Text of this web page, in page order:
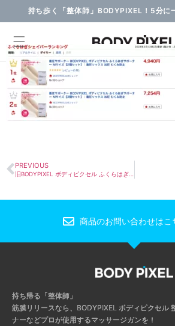
持ち歩く「整体師」BODYPIXEL！5分に
PREVIOUS
旧BODYPIXEL ボディピクセル ふくらはぎサポーター
商品のお問い合わせはこ
持ち帰る「整体師」
筋膜リリースなら、BODYPIXEL ボディピクセル
ナーなどプロが使用するマッサージガンを！